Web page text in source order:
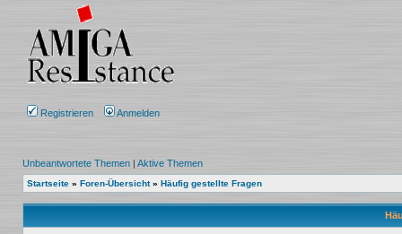
Registrieren Anmelden
Unbeantwortete Themen | Aktive Themen
Startseite » Foren-Übersicht» Häufig gestellte Fragen